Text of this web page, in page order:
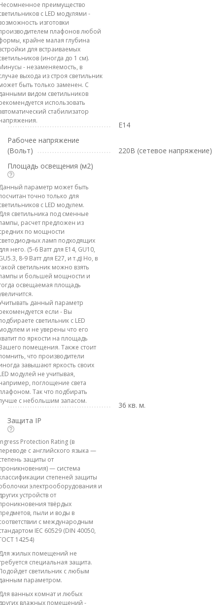
преимущество
с LED модулями -
изготовки
плафонов любой
крайне малая глубина
для встраиваемых
(иногда до 1 см).
- незаменяемость, в
выхода из строя светильник
быть только заменен. С
видом светильников
использовать
стабилизатор
E14
Рабочее напряжение
(Вольт)
220В (сетевое напряжение)
Площадь освещения (м2)
параметр может быть
точно только для
с LED модулем.
светильника под сменные
расчет предложен из
по мощности
ламп подходящих
него. (5-6 Ватт для E14, GU10,
8-9 Ватт для E27, и т.д) Но, в
светильник можно взять
и большей мощности и
освещаемая площадь
данный параметр
если - Вы
светильник с LED
и не уверены что его
по яркости на площадь
помещения. Также стоит
что производители
завышают яркость своих
модулей не учитывая,
поглощение света
Так что подбирать
с небольшим запасом.
36 кв. м.
Защита IP
Protection Rating (в
с английского языка —
защиты от
— система
степеней защиты
электрооборудования и
устройств от
твёрдых
пыли и воды в
с международным
IEC 60529 (DIN 40050,
14254)
жилых помещений не
специальная защита.
светильник с любым
параметром.
ванных комнат и любых
влажных помещений -